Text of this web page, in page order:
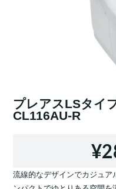
プレアスLSタイ
CL116AU-R
流線的なデザインでカジュア